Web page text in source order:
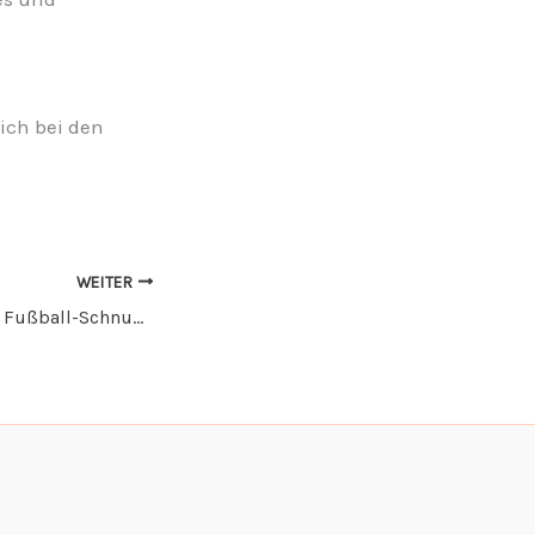
bei den
WEITER
Erneutes Mädchen Fußball-Schnuppertraining beim SV Arnach